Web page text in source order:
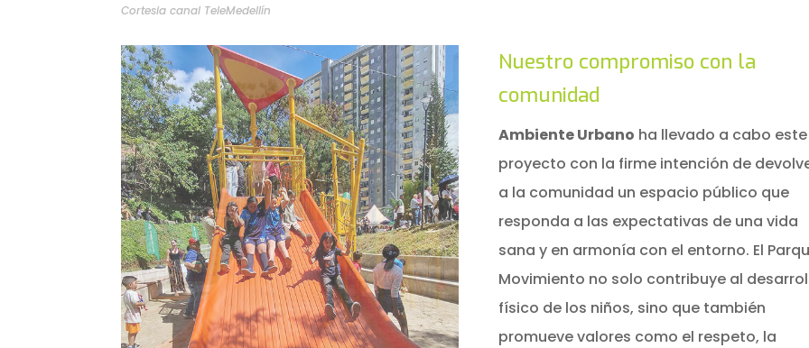
Cortesia canal TeleMedellín
Nuestro compromiso con la
comunidad
Ambiente Urbano ha llevado a cabo este
proyecto con la firme intención de
a la comunidad un espacio público que
responda a las expectativas de una vida
sana y en armonía con el entorno. El
Movimiento no solo contribuye al
físico de los niños, sino que también
promueve valores como el respeto, la